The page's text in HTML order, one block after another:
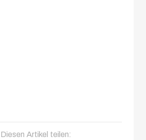
Diesen Artikel teilen: